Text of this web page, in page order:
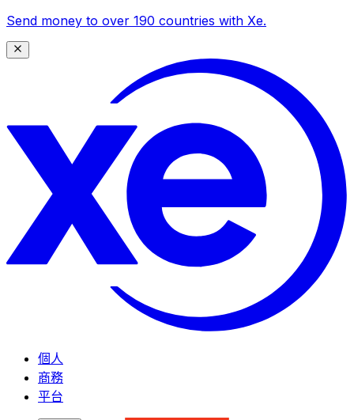
Send money to over 190 countries with Xe.
個人
商務
平台